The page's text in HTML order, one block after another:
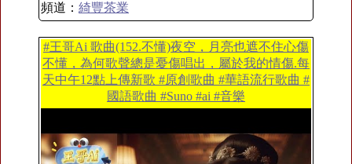
頻道： 綺豐茶業
#王哥Ai 歌曲(152.不懂)夜空，月亮也遮不住心傷
不懂，為何歌聲總是憂傷唱出，屬於我的情傷.每
天中午12點上傳新歌 #原創歌曲 #華語流行歌曲 #
國語歌曲 #Suno #ai #音樂